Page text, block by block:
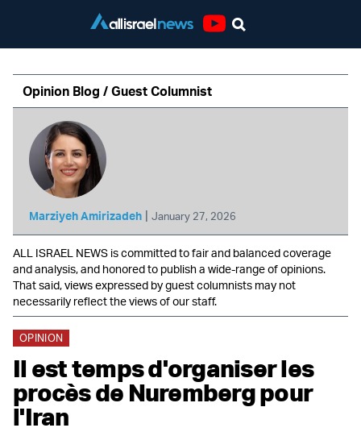
Opinion Blog / Guest Columnist
Marziyeh Amirizadeh | January 27, 2026
ALL ISRAEL NEWS is committed to fair and balanced coverage
and analysis, and honored to publish a wide-range of opinions.
That said, views expressed by guest columnists may not
necessarily reflect the views of our staff.
OPINION
Il est temps d'organiser les
procès de Nuremberg pour
l'Iran